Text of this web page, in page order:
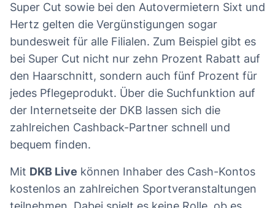
Super Cut sowie bei den Autovermietern Sixt und
Hertz gelten die Vergünstigungen sogar
bundesweit für alle Filialen. Zum Beispiel gibt es
bei Super Cut nicht nur zehn Prozent Rabatt auf
den Haarschnitt, sondern auch fünf Prozent für
jedes Pflegeprodukt. Über die Suchfunktion auf
der Internetseite der DKB lassen sich die
zahlreichen Cashback-Partner schnell und
bequem finden.
Mit DKB Live können Inhaber des Cash-Kontos
kostenlos an zahlreichen Sportveranstaltungen